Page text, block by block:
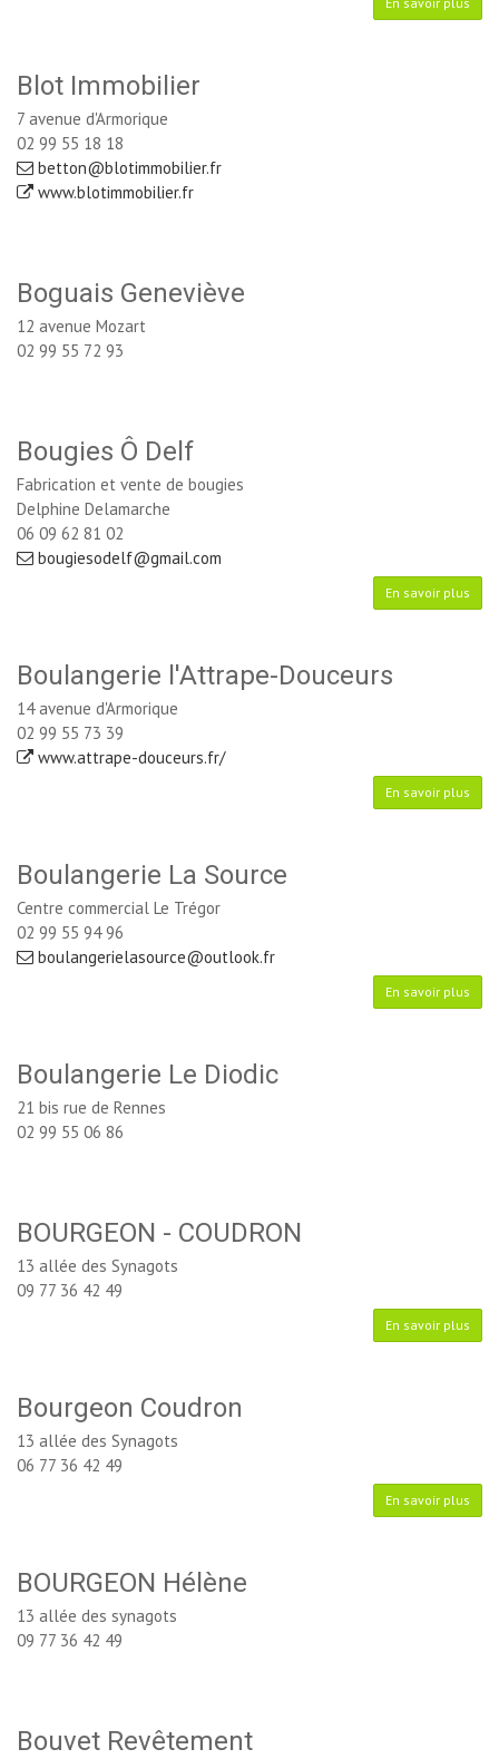
Blot Immobilier
7 avenue d'Armorique
02 99 55 18 18
betton@blotimmobilier.fr
www.blotimmobilier.fr
Boguais Geneviève
12 avenue Mozart
02 99 55 72 93
Bougies Ô Delf
Fabrication et vente de bougies
Delphine Delamarche
06 09 62 81 02
bougiesodelf@gmail.com
En savoir plus
Boulangerie l'Attrape-Douceurs
14 avenue d'Armorique
02 99 55 73 39
www.attrape-douceurs.fr/
En savoir plus
Boulangerie La Source
Centre commercial Le Trégor
02 99 55 94 96
boulangerielasource@outlook.fr
En savoir plus
Boulangerie Le Diodic
21 bis rue de Rennes
02 99 55 06 86
BOURGEON - COUDRON
13 allée des Synagots
09 77 36 42 49
En savoir plus
Bourgeon Coudron
13 allée des Synagots
06 77 36 42 49
En savoir plus
BOURGEON Hélène
13 allée des synagots
09 77 36 42 49
Bouvet Revêtement